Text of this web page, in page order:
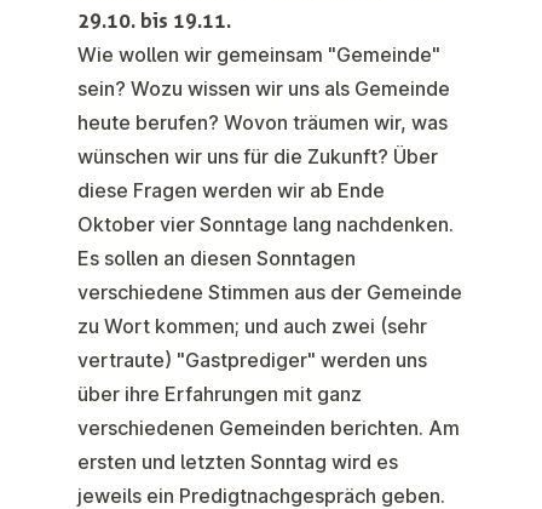
29.10. bis 19.11.
Wie wollen wir gemeinsam "Gemeinde"
sein? Wozu wissen wir uns als Gemeinde
heute berufen? Wovon träumen wir, was
wünschen wir uns für die Zukunft? Über
diese Fragen werden wir ab Ende
Oktober vier Sonntage lang nachdenken.
Es sollen an diesen Sonntagen
verschiedene Stimmen aus der Gemeinde
zu Wort kommen; und auch zwei (sehr
vertraute) "Gastprediger" werden uns
über ihre Erfahrungen mit ganz
verschiedenen Gemeinden berichten. Am
ersten und letzten Sonntag wird es
jeweils ein Predigtnachgespräch geben.